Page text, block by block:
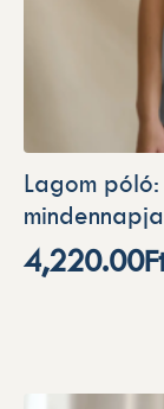
Lagom
4,220.00